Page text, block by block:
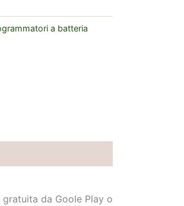
a batteria
da Goole Play o